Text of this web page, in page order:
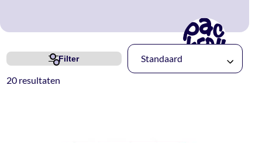
Filter
20 resultaten
Standaard